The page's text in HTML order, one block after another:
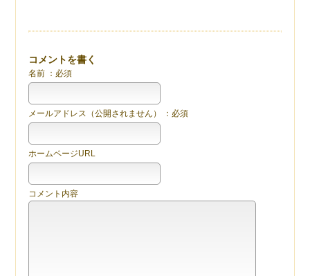
コメントを書く
名前 ：必須
メールアドレス（公開されません） ：必須
ホームページURL
コメント内容